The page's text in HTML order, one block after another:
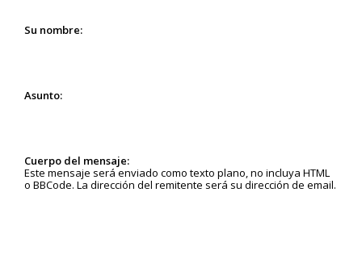
Su nombre:
Asunto:
Cuerpo del mensaje:
Este mensaje será enviado como texto plano, no incluya HTML
o BBCode. La dirección del remitente será su dirección de email.